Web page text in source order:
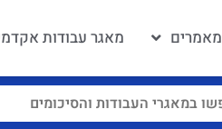
מאמרים מאגר עבודות